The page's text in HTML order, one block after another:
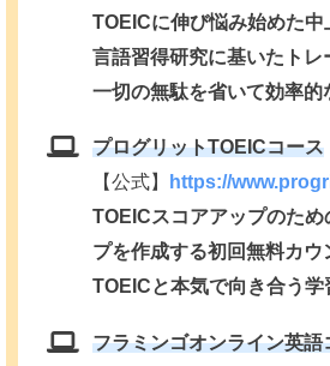
TOEICに伸び悩み始めた
言語習得研究に基いたトレ
一切の無駄を省いて効率的
プログリットTOEICコース
【公式】
https://
TOEICスコアアップのため
プを作成する初回無料カウ
TOEICと本気で向き合う学
フラミンゴオンライン英語